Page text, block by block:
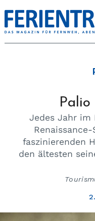
Jedes Jahr im
faszinierenden
den ältesten